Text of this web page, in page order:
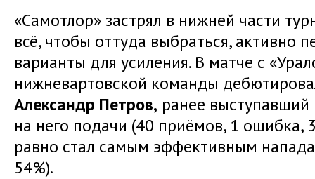
«Самотлор» застрял в нижней части
всё, чтобы оттуда выбраться, активно
варианты для усиления. В матче с
нижневартовской команды
Александр Петров, ранее
на него подачи (40 приёмов, 1 ошибка,
равно стал самым эффективным
54%).